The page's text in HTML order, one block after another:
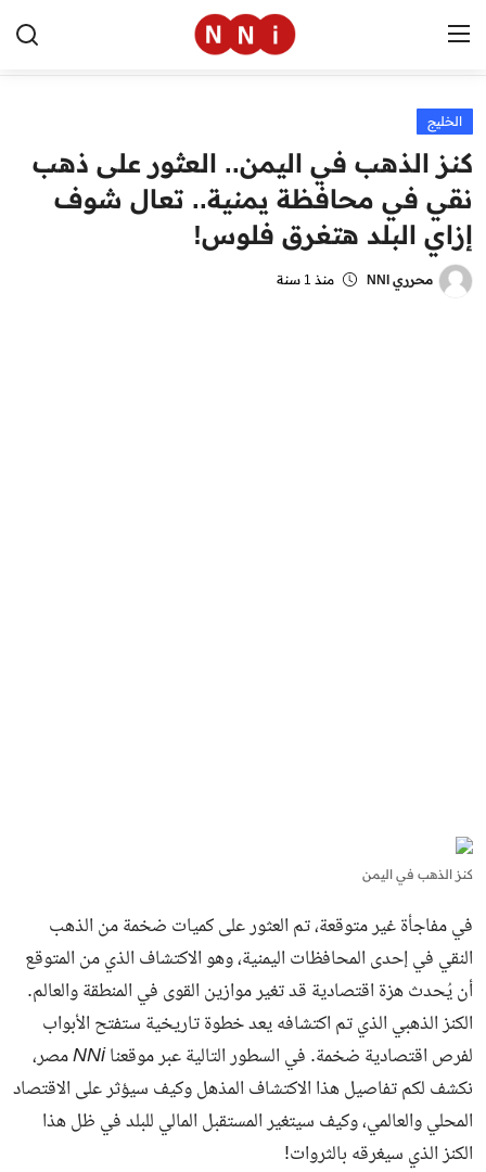
الرئيسية
اخبار مصر
العالم
الرياضة
الخليج
كنز الذهب في اليمن.. العثور على ذهب
نقي في محافظة يمنية.. تعال شوف
إزاي البلد هتغرق فلوس!
محرري NNI منذ 1 سنة
كنز الذهب في اليمن
في مفاجأة غير متوقعة، تم العثور على كميات ضخمة من الذهب
النقي في إحدى المحافظات اليمنية، وهو الاكتشاف الذي من المتوقع
أن يُحدث هزة اقتصادية قد تغير موازين القوى في المنطقة والعالم.
الكنز الذهبي الذي تم اكتشافه يعد خطوة تاريخية ستفتح الأبواب
لفرص اقتصادية ضخمة. في السطور التالية عبر موقعناNNi مصر
،
نكشف لكم تفاصيل هذا الاكتشاف المذهل وكيف سيؤثر على الاقتصاد
المحلي والعالمي، وكيف سيتغير المستقبل المالي للبلد في ظل هذا
الكنز الذي سيغرقه بالثروات!